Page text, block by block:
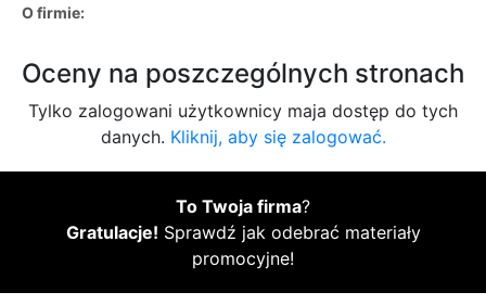
O firmie:
Oceny na poszczególnych stronach
Tylko zalogowani użytkownicy maja dostęp do tych
danych. Kliknij, aby się zalogować.
To Twoja firma?
Gratulacje! Sprawdź jak odebrać materiały
promocyjne!